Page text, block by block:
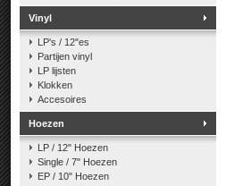
Vinyl
LP's / 12"es
Partijen vinyl
LP lijsten
Klokken
Accesoires
Hoezen
LP / 12" Hoezen
Single / 7" Hoezen
EP / 10" Hoezen